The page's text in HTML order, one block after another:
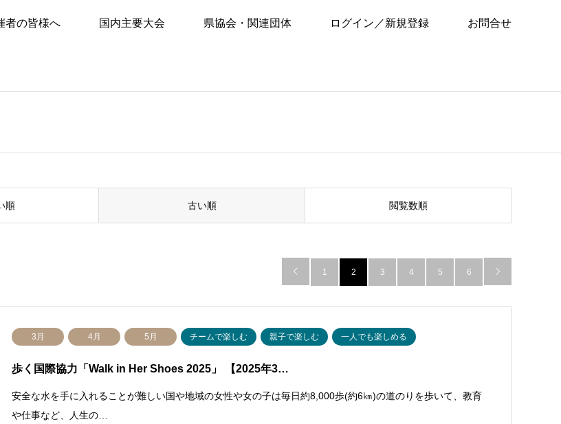
者の皆様へ 国内主要大会 県協会・関連団体 ログイン／新規登録 お問合せ
順 古い順 閲覧数順
 1 2 3 4 5 6 
3月 4月 5月 チームで楽しむ 親子で楽しむ 一人でも楽しめる
歩く国際協力「Walk in Her Shoes 2025」 【2025年3…
安全な水を手に入れることが難しい国や地域の女性や女の子は毎日約8,000歩(約6㎞)の道のりを歩いて、教育
や仕事など、人生の…